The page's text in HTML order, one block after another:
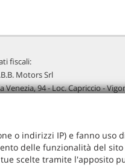
fiscali:
Motors Srl
Venezia, 94 - Loc. Capriccio -
indirizzi IP) e fanno uso
delle funzionalità del
scelte tramite l'apposito